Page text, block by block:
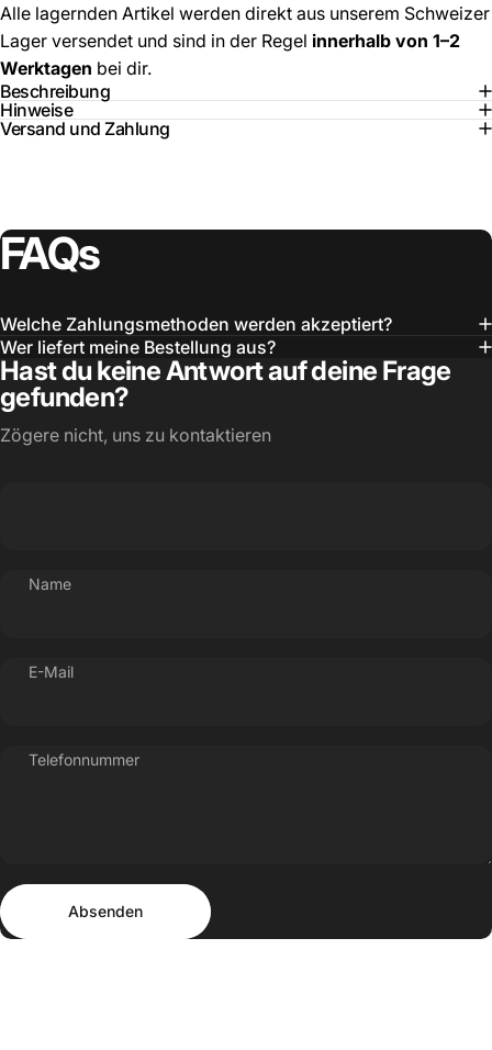
Alle lagernden Artikel werden direkt aus unserem Schweizer
Lager versendet und sind in der Regel innerhalb von 1–2
Werktagen bei dir.
Beschreibung
Hinweise
Versand und Zahlung
FAQs
Welche Zahlungsmethoden werden akzeptiert?
Wer liefert meine Bestellung aus?
Hast du keine Antwort auf deine Frage
gefunden?
Zögere nicht, uns zu kontaktieren
Name
E-Mail
Telefonnummer
Absenden
Absenden